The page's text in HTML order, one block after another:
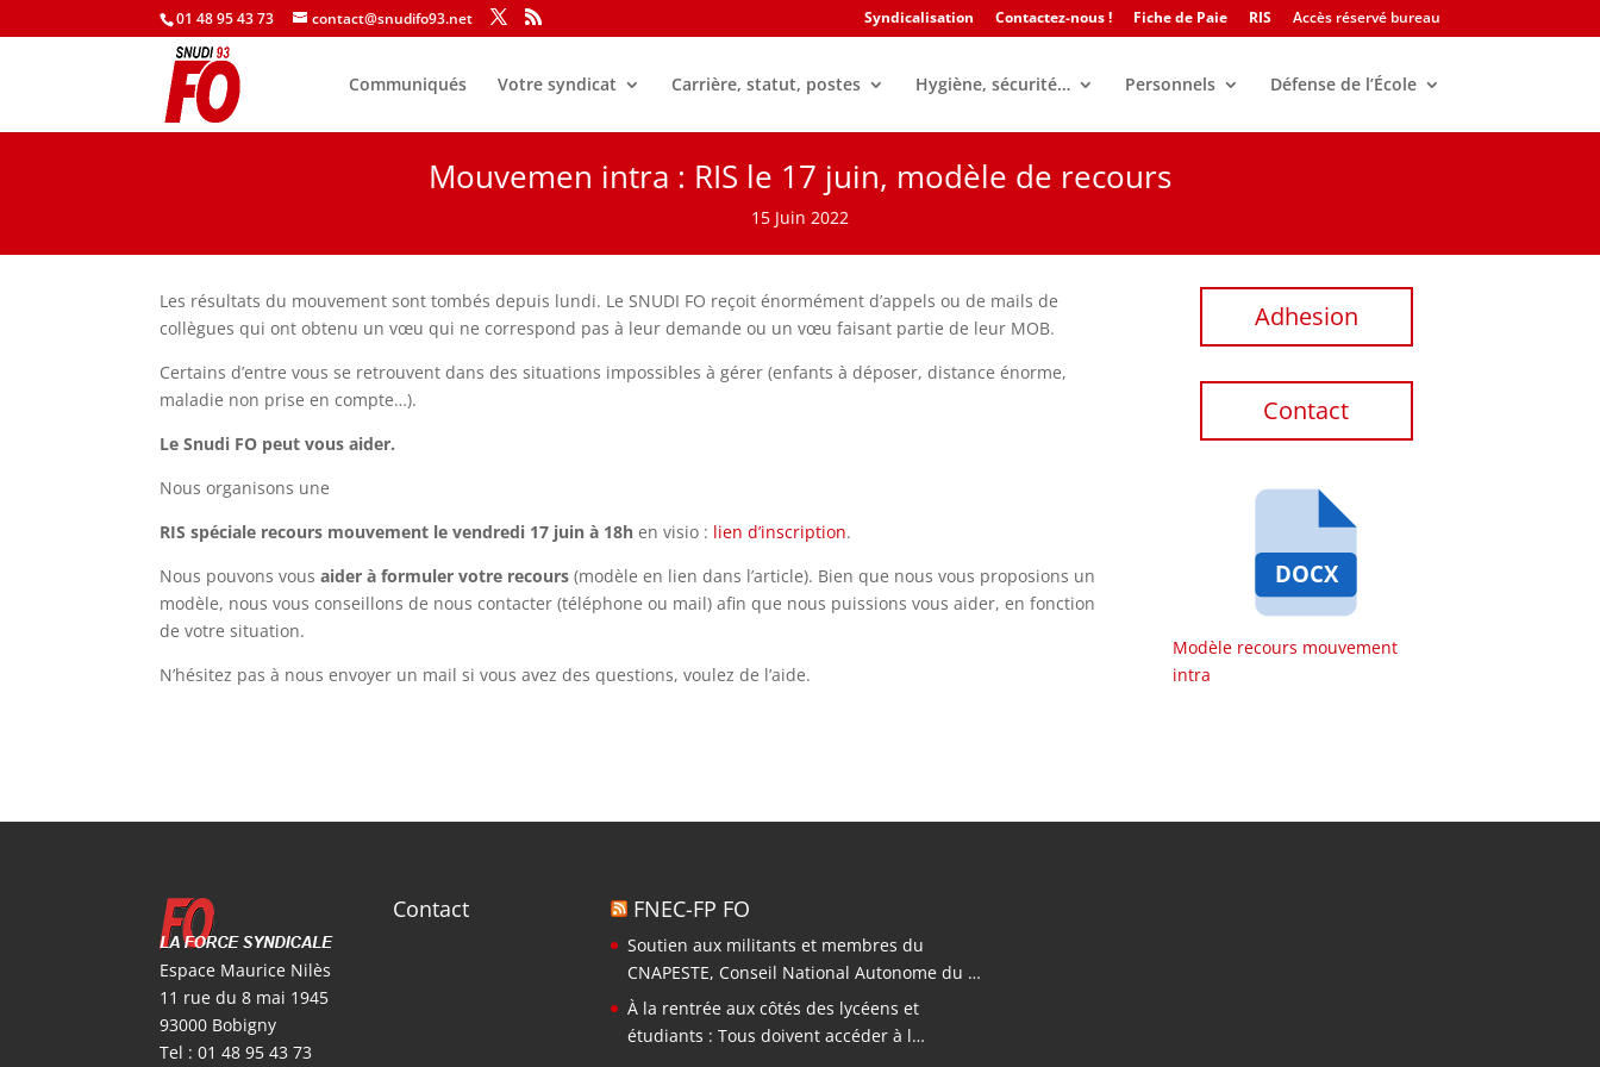
01 48 95 43 73 contact@snudifo93.net Syndicalisation Contactez-nous ! Fiche de Paie RIS Accès réservé bureau
Communiqués Votre syndicat Carrière, statut, postes Hygiène, sécurité… Personnels Défense de l’École
Mouvemen intra : RIS le 17 juin, modèle de recours
15 Juin 2022
Les résultats du mouvement sont tombés depuis lundi. Le SNUDI FO reçoit énormément d’appels ou de mails de
collègues qui ont obtenu un vœu qui ne correspond pas à leur demande ou un vœu faisant partie de leur MOB.
Certains d’entre vous se retrouvent dans des situations impossibles à gérer (enfants à déposer, distance énorme,
maladie non prise en compte…).
Le Snudi FO peut vous aider.
Nous organisons une
RIS spéciale recours mouvement le vendredi 17 juin à 18h en visio : lien d’inscription.
Nous pouvons vousaider à formuler votre recours (modèle en lien dans l’article). Bien que nous vous proposions un
modèle, nous vous conseillons de nous contacter (téléphone ou mail) afin que nous puissions vous aider, en fonction
de votre situation.
N’hésitez pas à nous envoyer un mail si vous avez des questions, voulez de l’aide.
Adhesion
Contact
Modèle recours mouvement
intra
Espace Maurice Nilès
11 rue du 8 mai 1945
93000 Bobigny
Tel : 01 48 95 43 73
Contact FNEC-FP FO
Soutien aux militants et membres du
CNAPESTE, Conseil National Autonome du …
À la rentrée aux côtés des lycéens et
étudiants : Tous doivent accéder à l…